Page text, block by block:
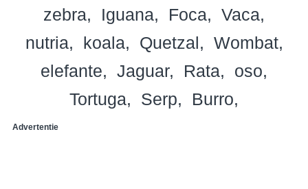
zebra Iguana Foca
Vaca
nutria
koala Quetzal
Wombat
elefante
Jaguar Rata
oso
Tortuga
Serp Burro
Advertentie